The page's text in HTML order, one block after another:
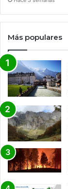
Más populares